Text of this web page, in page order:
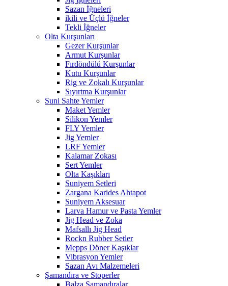
Sazan İğneleri
ikili ve Üçlü İğneler
Tekli İğneler
Olta Kurşunları
Gezer Kurşunlar
Armut Kurşunlar
Fırdöndülü Kurşunlar
Kutu Kurşunlar
Rig ve Zokalı Kurşunlar
Sıyırtma Kurşunlar
Suni Sahte Yemler
Maket Yemler
Silikon Yemler
FLY Yemler
Jig Yemler
LRF Yemler
Kalamar Zokası
Sert Yemler
Olta Kaşıkları
Suniyem Setleri
Zargana Karides Ahtapot
Suniyem Aksesuar
Larva Hamur ve Pasta Yemler
Jig Head ve Zoka
Mafsallı Jig Head
Rockn Rubber Setler
Mepps Döner Kaşıklar
Vibrasyon Yemler
Sazan Avı Malzemeleri
Şamandıra ve Stoperler
Balza Şamandıralar